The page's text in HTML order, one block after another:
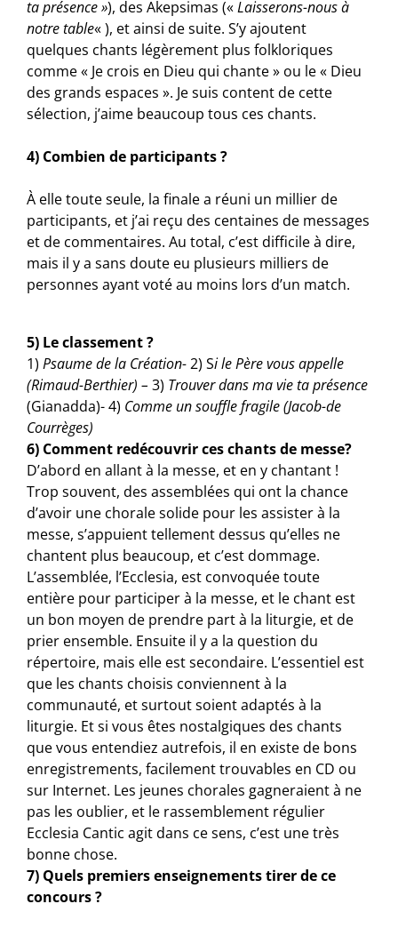
ta présence »), des Akepsimas («Laisserons-nous à
notre table« ), et ainsi de suite. S’y ajoutent
quelques chants légèrement plus folkloriques
comme « Je crois en Dieu qui chante » ou le « Dieu
des grands espaces ». Je suis content de cette
sélection, j’aime beaucoup tous ces chants.
4) Combien de participants ?
À elle toute seule, la finale a réuni un millier de
participants, et j’ai reçu des centaines de messages
et de commentaires. Au total, c’est difficile à dire,
mais il y a sans doute eu plusieurs milliers de
personnes ayant voté au moins lors d’un match.
5) Le classement ?
1) Psaume de la Création-2) Si le Père vous appelle
(Rimaud-Berthier) – 3) Trouver dans ma vie ta présence
(Gianadda)- 4) Comme un souffle fragile (Jacob-de
Courrèges)
6) Comment redécouvrir ces chants de messe?
D’abord en allant à la messe, et en y chantant !
Trop souvent, des assemblées qui ont la chance
d’avoir une chorale solide pour les assister à la
messe, s’appuient tellement dessus qu’elles ne
chantent plus beaucoup, et c’est dommage.
L’assemblée, l’Ecclesia, est convoquée toute
entière pour participer à la messe, et le chant est
un bon moyen de prendre part à la liturgie, et de
prier ensemble. Ensuite il y a la question du
répertoire, mais elle est secondaire. L’essentiel est
que les chants choisis conviennent à la
communauté, et surtout soient adaptés à la
liturgie. Et si vous êtes nostalgiques des chants
que vous entendiez autrefois, il en existe de bons
enregistrements, facilement trouvables en CD ou
sur Internet. Les jeunes chorales gagneraient à ne
pas les oublier, et le rassemblement régulier
Ecclesia Cantic agit dans ce sens, c’est une très
bonne chose.
7) Quels premiers enseignements tirer de ce
concours ?